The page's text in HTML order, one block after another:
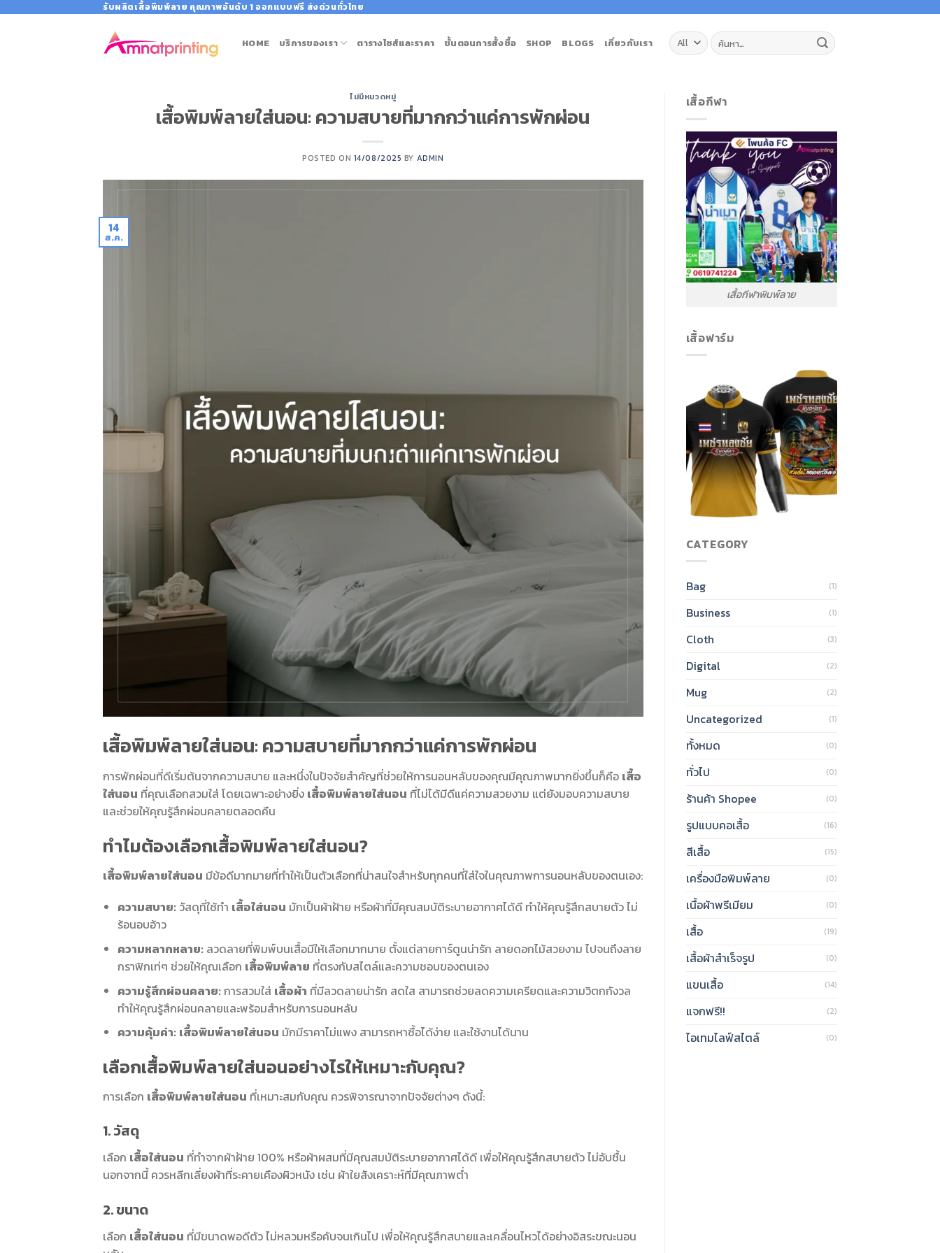
รับผลิตเสื้อพิมพ์ลาย คุณภาพอันดับ 1 ออกแบบฟรี ส่งด่วนทั่วไทย
HOME บริการของเรา ตารางไซส์และราคา ขั้นตอนการสั้งซื้อ SHOP BLOGS เกี่ยวกับเรา ค้นหา:
ไม่มีหมวดหมู่
เสื้อพิมพ์ลายใส่นอน: ความสบายที่มากกว่าแค่การพักผ่อน
POSTED ON 14/08/2025 BY ADMIN
14
ส.ค.
เสื้อพิมพ์ลายใส่นอน: ความสบายที่มากกว่าแค่การพักผ่อน
การพักผ่อนที่ดีเริ่มต้นจากความสบาย และหนึ่งในปัจจัยสำคัญที่ช่วยให้การนอนหลับของคุณมีคุณภาพมากยิ่งขึ้นก็คือ เสื้อ
ใส่นอน ที่คุณเลือกสวมใส่ โดยเฉพาะอย่างยิ่ง เสื้อพิมพ์ลายใส่นอน ที่ไม่ได้มีดีแค่ความสวยงาม แต่ยังมอบความสบาย
และช่วยให้คุณรู้สึกผ่อนคลายตลอดคืน
ทำไมต้องเลือกเสื้อพิมพ์ลายใส่นอน?
เสื้อพิมพ์ลายใส่นอน มีข้อดีมากมายที่ทำให้เป็นตัวเลือกที่น่าสนใจสำหรับทุกคนที่ใส่ใจในคุณภาพการนอนหลับของตนเอง:
ความสบาย: วัสดุที่ใช้ทำ เสื้อใส่นอน มักเป็นผ้าฝ้าย หรือผ้าที่มีคุณสมบัติระบายอากาศได้ดี ทำให้คุณรู้สึกสบายตัว ไม่
ร้อนอบอ้าว
ความหลากหลาย: ลวดลายที่พิมพ์บนเสื้อมีให้เลือกมากมาย ตั้งแต่ลายการ์ตูนน่ารัก ลายดอกไม้สวยงาม ไปจนถึงลาย
กราฟิกเท่ๆ ช่วยให้คุณเลือก เสื้อพิมพ์ลาย ที่ตรงกับสไตล์และความชอบของตนเอง
ความรู้สึกผ่อนคลาย: การสวมใส่ เสื้อผ้า ที่มีลวดลายน่ารัก สดใส สามารถช่วยลดความเครียดและความวิตกกังวล
ทำให้คุณรู้สึกผ่อนคลายและพร้อมสำหรับการนอนหลับ
ความคุ้มค่า: เสื้อพิมพ์ลายใส่นอน มักมีราคาไม่แพง สามารถหาซื้อได้ง่าย และใช้งานได้นาน
เลือกเสื้อพิมพ์ลายใส่นอนอย่างไรให้เหมาะกับคุณ?
การเลือก เสื้อพิมพ์ลายใส่นอน ที่เหมาะสมกับคุณ ควรพิจารณาจากปัจจัยต่างๆ ดังนี้:
1. วัสดุ
เลือก เสื้อใส่นอน ที่ทำจากผ้าฝ้าย 100% หรือผ้าผสมที่มีคุณสมบัติระบายอากาศได้ดี เพื่อให้คุณรู้สึกสบายตัว ไม่อับชื้น
นอกจากนี้ ควรหลีกเลี่ยงผ้าที่ระคายเคืองผิวหนัง เช่น ผ้าใยสังเคราะห์ที่มีคุณภาพต่ำ
2. ขนาด
เลือก เสื้อใส่นอน ที่มีขนาดพอดีตัว ไม่หลวมหรือคับจนเกินไป เพื่อให้คุณรู้สึกสบายและเคลื่อนไหวได้อย่างอิสระขณะนอน
เสื้อกีฬา
เสื้อกีฬาพิมพ์ลาย
เสื้อฟาร์ม
CATEGORY
Bag (1)
Business (1)
Cloth (3)
Digital (2)
Mug (2)
Uncategorized (1)
ทั้งหมด (0)
ทั่วไป (0)
ร้านค้า Shopee (0)
รูปแบบคอเสื้อ (16)
สีเสื้อ (15)
เครื่องมือพิมพ์ลาย (0)
เนื้อผ้าพรีเมียม (0)
เสื้อ (19)
เสื้อผ้าสำเร็จรูป (0)
แขนเสื้อ (14)
แจกฟรี!! (2)
ไอเทมไลฟ์สไตล์ (0)